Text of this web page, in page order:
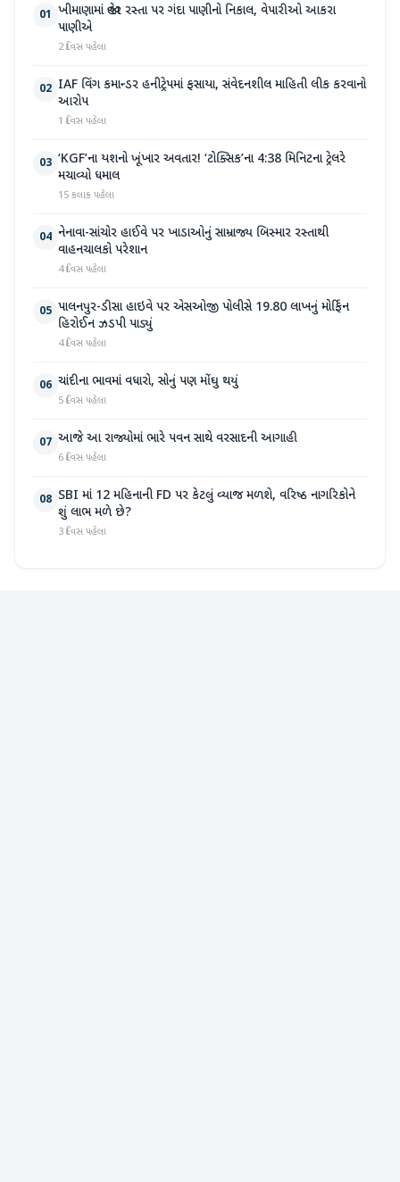
01 ખીમાણામાં જાહેર રસ્તા પર ગંદા પાણીનો નિકાલ, વેપારીઓ આકરા
પાણીએ
2 દિવસ પહેલા
02 IAF વિંગ કમાન્ડર હનીટ્રેપમાં ફસાયા, સંવેદનશીલ માહિતી લીક કરવાનો
આરોપ
1 દિવસ પહેલા
03 ‘KGF’ના યશનો ખૂંખાર અવતાર! ‘ટોક્સિક’ના 4:38 મિનિટના ટ્રેલરે
મચાવ્યો ધમાલ
15 કલાક પહેલા
04 નેનાવા-સાંચોર હાઈવે પર ખાડાઓનું સામ્રાજ્ય બિસ્માર રસ્તાથી
વાહનચાલકો પરેશાન
4 દિવસ પહેલા
05 પાલનપુર-ડીસા હાઇવે પર એસઓજી પોલીસે 19.80 લાખનું મોર્ફિન
હિરોઈન ઝડપી પાડ્યું
4 દિવસ પહેલા
06 ચાંદીના ભાવમાં વધારો, સોનું પણ મોંઘુ થયું
5 દિવસ પહેલા
07 આજે આ રાજ્યોમાં ભારે પવન સાથે વરસાદની આગાહી
6 દિવસ પહેલા
08 SBI માં 12 મહિનાની FD પર કેટલું વ્યાજ મળશે, વરિષ્ઠ નાગરિકોને
શું લાભ મળે છે?
3 દિવસ પહેલા